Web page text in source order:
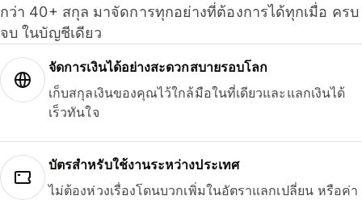
กว่า 40+ สกุล มาจัดการทุกอย่างที่ต้องการได้ทุกเมื่อ ครบ
จบ ในบัญชีเดียว
จัดการเงินได้อย่างสะดวกสบายรอบโลก
เก็บสกุลเงินของคุณไว้ใกล้มือในที่เดียวและแลกเงินได้
เร็วทันใจ
บัตรสำหรับใช้งานระหว่างประเทศ
ไม่ต้องห่วงเรื่องโดนบวกเพิ่มในอัตราแลกเปลี่ยน หรือค่า